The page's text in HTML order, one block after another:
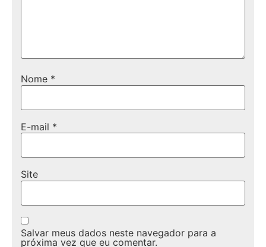
Nome *
E-mail *
Site
Salvar meus dados neste navegador para a
próxima vez que eu comentar.